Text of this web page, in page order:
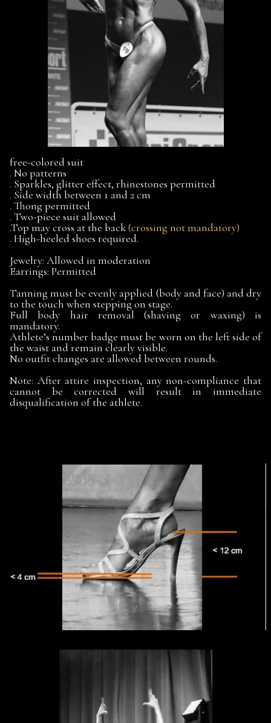
free-colored suit
. No patterns
. Sparkles, glitter effect, rhinestones permitted
. Side width between 1 and 2 cm
. Thong permitted
. Two-piece suit allowed
.Top may cross at the back(crossing not mandatory)
. High-heeled shoes required.
Jewelry: Allowed in moderation
Earrings: Permitted
Tanning must be evenly applied (body and face) and dry
to the touch when stepping on stage.
Full body hair removal (shaving or waxing) is
mandatory.
Athlete’s number badge must be worn on the left side of
the waist and remain clearly visible.
No outfit changes are allowed between rounds.
Note: After attire inspection, any non-compliance that
cannot be corrected will result in immediate
disqualification of the athlete.